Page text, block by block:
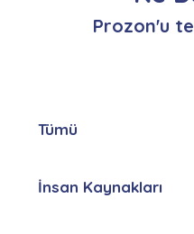
Prozon'u
Tümü
İnsan Kaynakları